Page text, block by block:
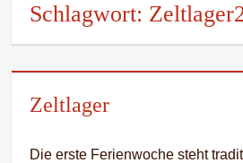
Schlagwort:
Zeltlager
Die erste Ferienwoche steht